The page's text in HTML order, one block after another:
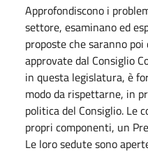
Approfondiscono i
settore, esaminano ed
proposte che saranno
approvate dal Consiglio
in questa legislatura, è
modo da rispettarne, in
politica del Consiglio. Le
propri componenti, un
Le loro sedute sono